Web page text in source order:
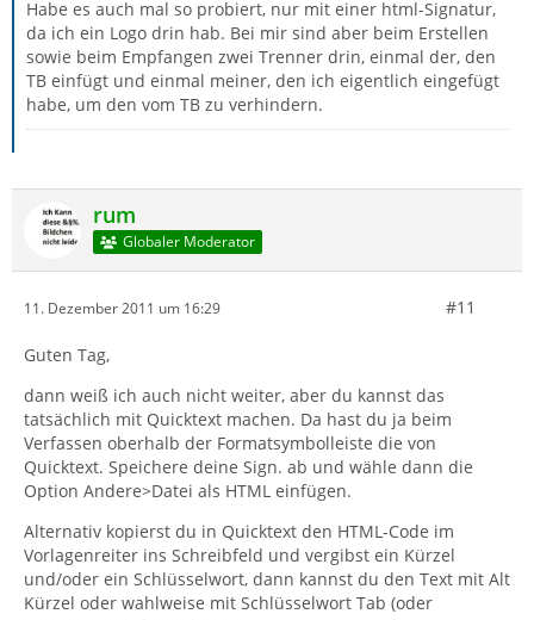
Habe es auch mal so probiert, nur mit einer html-Signatur,
da ich ein Logo drin hab. Bei mir sind aber beim Erstellen
sowie beim Empfangen zwei Trenner drin, einmal der, den
TB einfügt und einmal meiner, den ich eigentlich eingefügt
habe, um den vom TB zu verhindern.
rum
Globaler Moderator
11. Dezember 2011 um 16:29 #11
Guten Tag,
dann weiß ich auch nicht weiter, aber du kannst das
tatsächlich mit Quicktext machen. Da hast du ja beim
Verfassen oberhalb der Formatsymbolleiste die von
Quicktext. Speichere deine Sign. ab und wähle dann die
Option Andere>Datei als HTML einfügen.
Alternativ kopierst du in Quicktext den HTML-Code im
Vorlagenreiter ins Schreibfeld und vergibst ein Kürzel
und/oder ein Schlüsselwort, dann kannst du den Text mit Alt
Kürzel oder wahlweise mit Schlüsselwort Tab (oder